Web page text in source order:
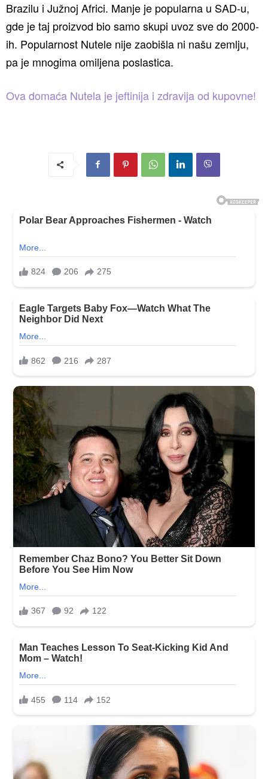
Brazilu i Južnoj Africi. Manje je popularna u SAD-u,
gde je taj proizvod bio samo skupi uvoz sve do 2000-
ih. Popularnost Nutele nije zaobišla ni našu zemlju,
pa je mnogima omiljena poslastica.
Ova domaća Nutela je jeftinija i zdravija od kupovne!